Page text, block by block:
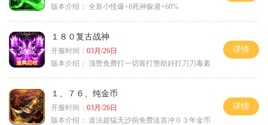
版本介绍： 全新小怪爆+8死神躲避+60%
１８０复古战神
开服时间： 03月/26日
版本介绍： 顶赞免费打一切靠打赞助好打刀刀毒素
详情
１、７６、纯金币
开服时间： 03月/26日
版本介绍： 道法超猛无沙捐免费送首冲０３年金币
详情